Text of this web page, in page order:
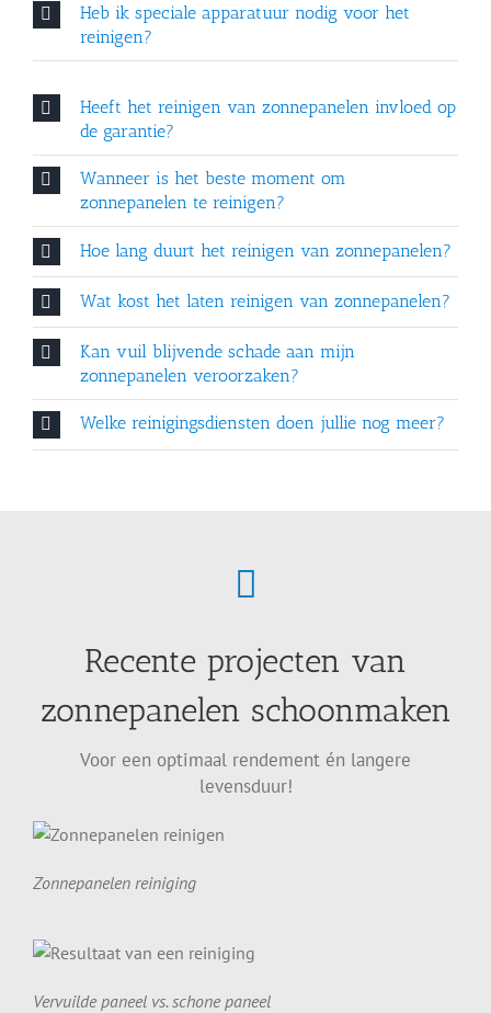
Heb ik speciale apparatuur nodig voor het
reinigen?
Heeft het reinigen van zonnepanelen invloed op
de garantie?
Wanneer is het beste moment om
zonnepanelen te reinigen?
Hoe lang duurt het reinigen van zonnepanelen?
Wat kost het laten reinigen van zonnepanelen?
Kan vuil blijvende schade aan mijn
zonnepanelen veroorzaken?
Welke reinigingsdiensten doen jullie nog meer?
Recente projecten van
zonnepanelen schoonmaken
Voor een optimaal rendement én langere
levensduur!
Zonnepanelen reiniging
Vervuilde paneel vs. schone paneel